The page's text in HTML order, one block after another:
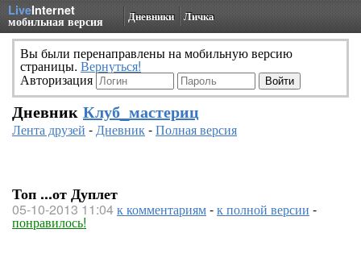
LiveInternet
мобильная версия Дневники Личка
Вы были перенаправлены на мобильную версию
страницы. Вернуться!
Авторизация
Дневник Клуб_мастериц
Лента друзей -Дневник-Полная версия
Топ ...от Дуплет
05-10-2013 11:04к комментариям-к полной версии -
понравилось!